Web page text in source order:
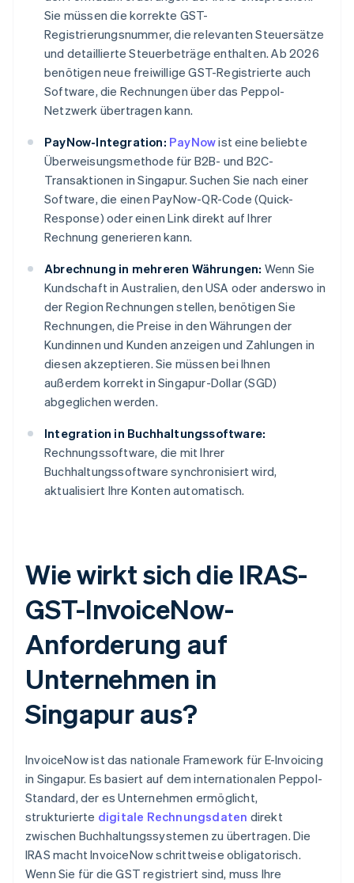
Sie müssen die korrekte GST-
Registrierungsnummer, die relevanten Steuersätze
und detaillierte Steuerbeträge enthalten. Ab 2026
benötigen neue freiwillige GST-Registrierte auch
Software, die Rechnungen über das Peppol-
Netzwerk übertragen kann.
PayNow-Integration: PayNowist eine beliebte
Überweisungsmethode für B2B- und B2C-
Transaktionen in Singapur. Suchen Sie nach einer
Software, die einen PayNow-QR-Code (Quick-
Response) oder einen Link direkt auf Ihrer
Rechnung generieren kann.
Abrechnung in mehreren Währungen: Wenn Sie
Kundschaft in Australien, den USA oder anderswo in
der Region Rechnungen stellen, benötigen Sie
Rechnungen, die Preise in den Währungen der
Kundinnen und Kunden anzeigen und Zahlungen in
diesen akzeptieren. Sie müssen bei Ihnen
außerdem korrekt in Singapur-Dollar (SGD)
abgeglichen werden.
Integration in Buchhaltungssoftware:
Rechnungssoftware, die mit Ihrer
Buchhaltungssoftware synchronisiert wird,
aktualisiert Ihre Konten automatisch.
Wie wirkt sich die IRAS-
GST-InvoiceNow-
Anforderung auf
Unternehmen in
Singapur aus?
InvoiceNow ist das nationale Framework für E-Invoicing
in Singapur. Es basiert auf dem internationalen Peppol-
Standard, der es Unternehmen ermöglicht,
strukturierte digitale Rechnungsdaten direkt
zwischen Buchhaltungssystemen zu übertragen. Die
IRAS macht InvoiceNow schrittweise obligatorisch.
Wenn Sie für die GST registriert sind, muss Ihre